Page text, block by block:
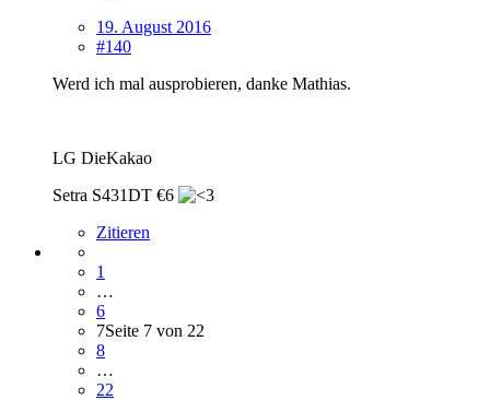
19. August 2016
#140
Werd ich mal ausprobieren, danke Mathias.
LG DieKakao
Setra S431DT €6
Zitieren
1
…
6
7Seite 7 von 22
8
…
22